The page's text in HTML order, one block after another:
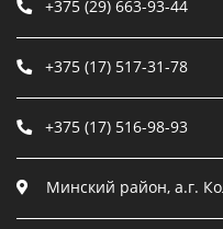
+375 (29) 663-93-44
+375 (17) 517-31-78
+375 (17) 516-98-93
Минский район, а.г.